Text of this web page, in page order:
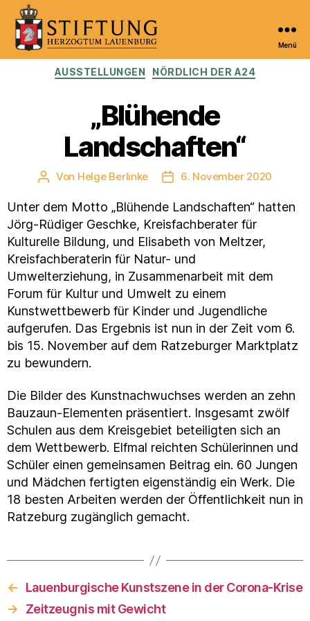
Kulturportal
Menü
Kategorien
AUSSTELLUNGEN NÖRDLICH DER A24
„Blühende
Landschaften“
Beitragsautor
Von Helge Berlinke Veröffentlichungsdatum
6. November 2020
Unter dem Motto „Blühende Landschaften“ hatten
Jörg-Rüdiger Geschke, Kreisfachberater für
Kulturelle Bildung, und Elisabeth von Meltzer,
Kreisfachberaterin für Natur- und
Umwelterziehung, in Zusammenarbeit mit dem
Forum für Kultur und Umwelt zu einem
Kunstwettbewerb für Kinder und Jugendliche
aufgerufen. Das Ergebnis ist nun in der Zeit vom 6.
bis 15. November auf dem Ratzeburger Marktplatz
zu bewundern.
Die Bilder des Kunstnachwuchses werden an zehn
Bauzaun-Elementen präsentiert. Insgesamt zwölf
Schulen aus dem Kreisgebiet beteiligten sich an
dem Wettbewerb. Elfmal reichten Schülerinnen und
Schüler einen gemeinsamen Beitrag ein. 60 Jungen
und Mädchen fertigten eigenständig ein Werk. Die
18 besten Arbeiten werden der Öffentlichkeit nun in
Ratzeburg zugänglich gemacht.
←
Lauenburgische Kunstszene in der Corona-Krise
→
Zeitzeugnis mit Gewicht